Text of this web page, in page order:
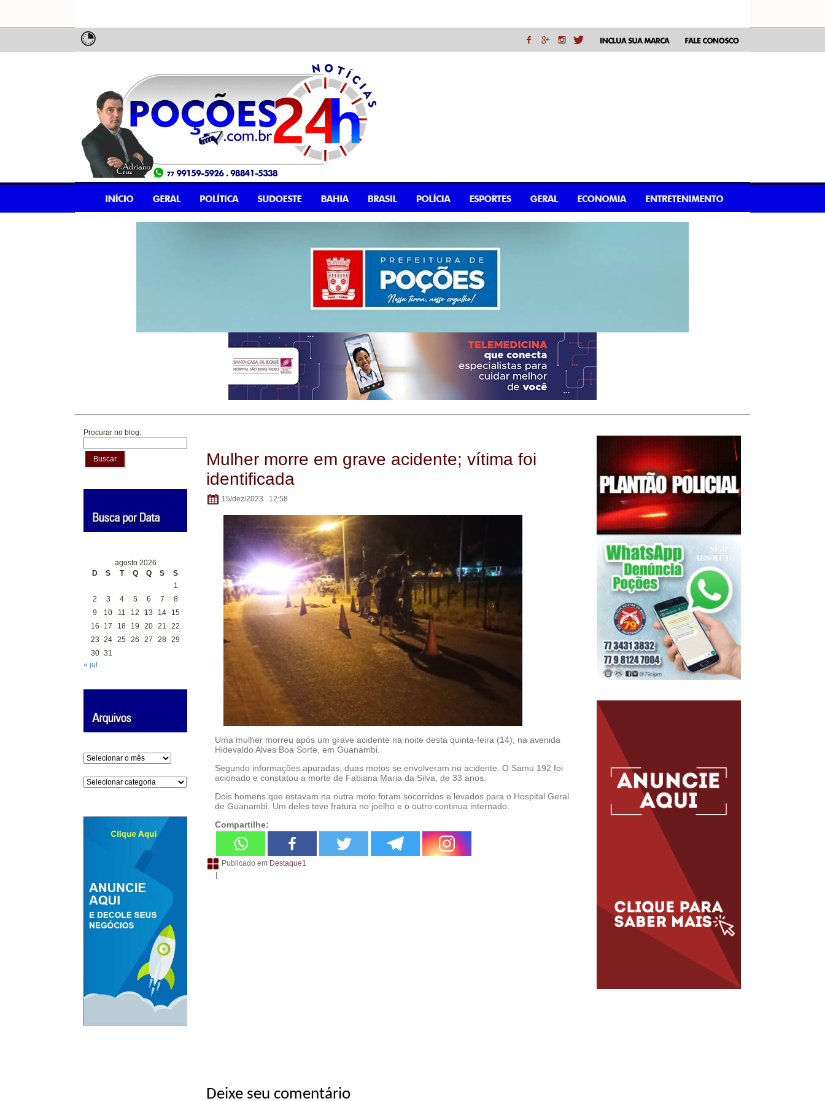
Procurar no blog:
Buscar
agosto 2026
D
S T Q Q S
S
1
2
3 4 5 6 7
8
9
10 11 12 13 14
15
16
17 18 19 20 21
22
23 24 25 26 27 28 29
30 31
« jul
Arquivos
Categorias
Mulher morre em grave acidente; vítima foi
identificada
15/dez/2023 . 12:58
Uma mulher morreu após um grave acidente na noite desta quinta-feira (14), na avenida
Hidevaldo Alves Boa Sorte, em Guanambi.
Segundo informações apuradas, duas motos se envolveram no acidente. O Samu 192 foi
acionado e constatou a morte de Fabiana Maria da Silva, de 33 anos.
Dois homens que estavam na outra moto foram socorridos e levados para o Hospital Geral
de Guanambi. Um deles teve fratura no joelho e o outro continua internado.
Compartilhe:
Publicado em Destaque1
|
Deixe seu comentário